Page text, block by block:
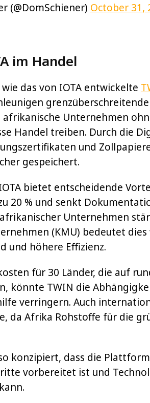
(@DomSchiener) October 31,
im Handel
das von IOTA entwickelte
Unternehmen
Handel treiben. Durch die
und
gespeichert.
bietet entscheidende
20 % und senkt
Unternehmen
(KMU) bedeutet
und höhere Effizienz.
für 30 Länder, die auf
könnte TWIN die
verringern. Auch
da Afrika Rohstoffe für die
konzipiert, dass die
vorbereitet ist und